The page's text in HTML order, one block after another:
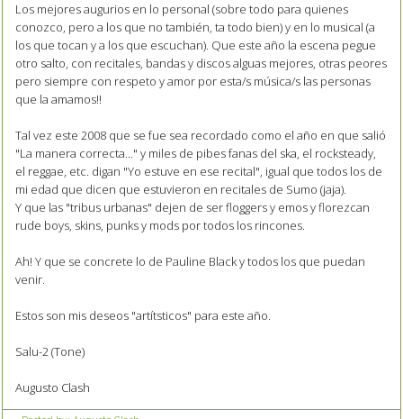
Los mejores augurios en lo personal (sobre todo para quienes
conozco, pero a los que no también, ta todo bien) y en lo musical (a
los que tocan y a los que escuchan). Que este año la escena pegue
otro salto, con recitales, bandas y discos alguas mejores, otras peores
pero siempre con respeto y amor por esta/s música/s las personas
que la amamos!!
Tal vez este 2008 que se fue sea recordado como el año en que salió
"La manera correcta..." y miles de pibes fanas del ska, el rocksteady,
el reggae, etc. digan "Yo estuve en ese recital", igual que todos los de
mi edad que dicen que estuvieron en recitales de Sumo (jaja).
Y que las "tribus urbanas" dejen de ser floggers y emos y florezcan
rude boys, skins, punks y mods por todos los rincones.
Ah! Y que se concrete lo de Pauline Black y todos los que puedan
venir.
Estos son mis deseos "artítsticos" para este año.
Salu-2 (Tone)
Augusto Clash